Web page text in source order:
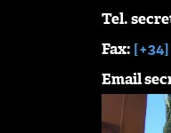
Tel.
Fax: [+34]
Email